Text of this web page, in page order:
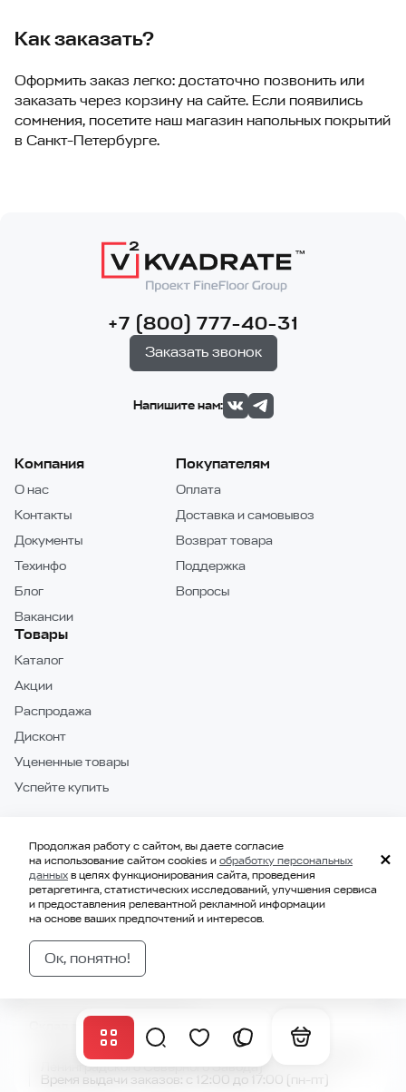
Как заказать?
Оформить заказ легко: достаточно позвонить или
заказать через корзину на сайте. Если появились
сомнения, посетите наш магазин напольных покрытий
в Санкт-Петербурге.
+7 (800) 777-40-31
Заказать звонок
Напишите нам:
Компания
О нас
Контакты
Документы
Техинфо
Блог
Вакансии
Покупателям
Оплата
Доставка и самовывоз
Возврат товара
Поддержка
Вопросы
Товары
Каталог
Акции
Распродажа
Дисконт
Уцененные товары
Успейте купить
IT Шоурум в Санкт-Петербурге
г. Санкт-Петербург, Коломяжский пр.10Э (территория
Ленинградского Северного Завода)
Пн. —Пт.: с 10:00 до 19:00
Склад в Санкт-Петербурге
г. Санкт-Петербург, Коломяжский пр.10Э (территория
Ленинградского Северного Завода)
Время выдачи заказов: с 12:00 до 17:00 (пн-пт)
Продолжая работу с сайтом, вы даете согласие
на использование сайтом cookies иобработку персональных
данныхв целях функционирования сайта, проведения
ретаргетинга, статистических исследований, улучшения сервиса
и предоставления релевантной рекламной информации
на основе ваших предпочтений и интересов.
Ок, понятно!